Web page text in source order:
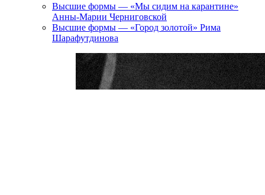
Высшие формы — «Мы сидим на карантине»
Анны-Марии Черниговской
Высшие формы — «Город золотой» Рима
Шарафутдинова